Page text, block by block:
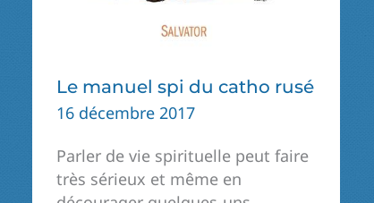
Le manuel spi du catho rusé
16 décembre 2017
Parler de vie spirituelle peut faire
très sérieux et même en